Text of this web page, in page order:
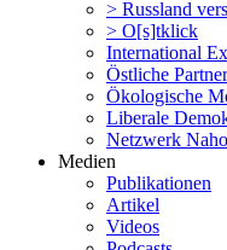
> Russland
> O[s]tklick
Inter­na­tional
Östliche
Ökolo­gische
Liberale
Netzwerk
Medien
Publi­ka­tionen
Artikel
Videos